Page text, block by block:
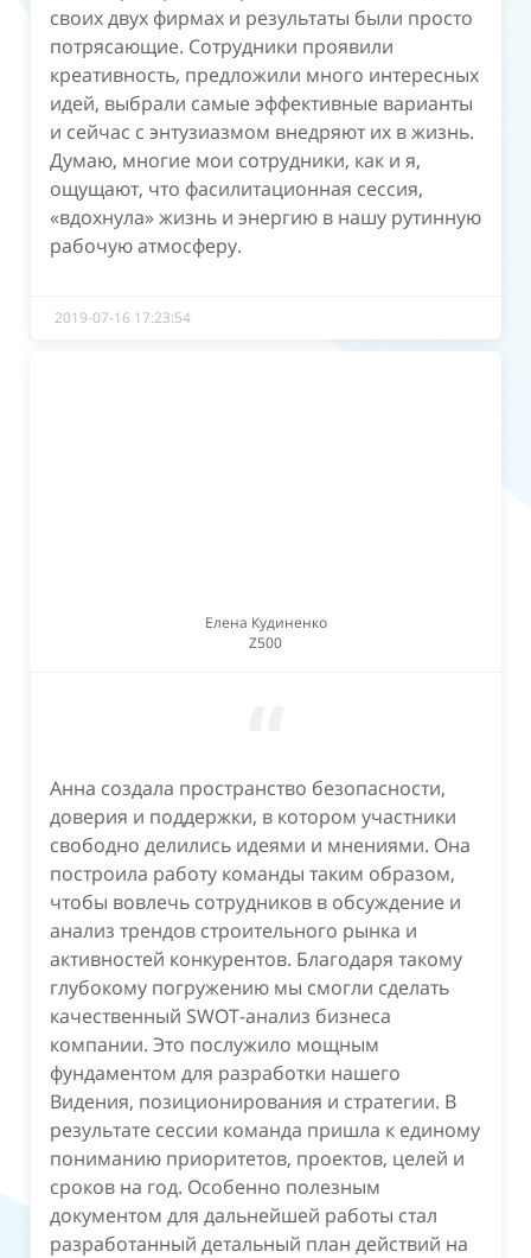
своих двух фирмах и результаты были просто
потрясающие. Сотрудники проявили
креативность, предложили много интересных
идей, выбрали самые эффективные варианты
и сейчас с энтузиазмом внедряют их в жизнь.
Думаю, многие мои сотрудники, как и я,
ощущают, что фасилитационная сессия,
«вдохнула» жизнь и энергию в нашу рутинную
рабочую атмосферу.
2019-07-16 17:23:54
Елена Кудиненко
Z500
Анна создала пространство безопасности,
доверия и поддержки, в котором участники
свободно делились идеями и мнениями. Она
построила работу команды таким образом,
чтобы вовлечь сотрудников в обсуждение и
анализ трендов строительного рынка и
активностей конкурентов. Благодаря такому
глубокому погружению мы смогли сделать
качественный SWOT-анализ бизнеса
компании. Это послужило мощным
фундаментом для разработки нашего
Видения, позиционирования и стратегии. В
результате сессии команда пришла к единому
пониманию приоритетов, проектов, целей и
сроков на год. Особенно полезным
документом для дальнейшей работы стал
разработанный детальный план действий на